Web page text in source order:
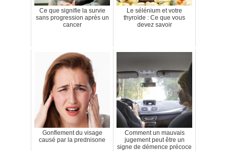
Ce que signifie la survie
sans progression après un
cancer
Le sélénium et votre
thyroïde : Ce que vous
devez savoir
Gonflement du visage
causé par la prednisone
Comment un mauvais
jugement peut être un
signe de démence précoce